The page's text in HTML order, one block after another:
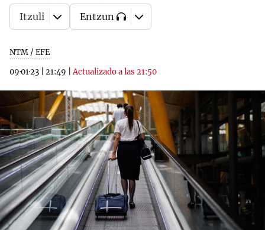
NTM / EFE
09·01·23
21:49 |Actualizado a las 21:50
Itzuli Entzun